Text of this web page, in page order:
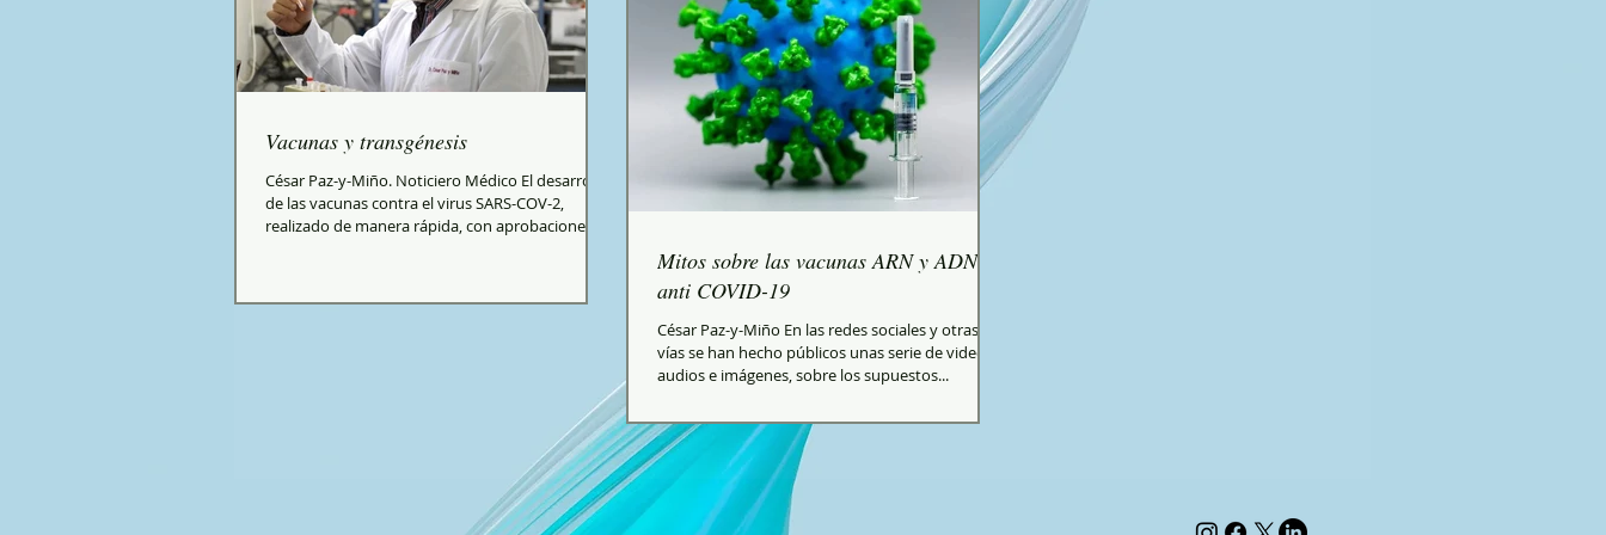
Vacunas y transgénesis
César Paz-y-Miño. Noticiero Médico El desarrollo
de las vacunas contra el virus SARS-COV-2,
realizado de manera rápida, con aprobaciones...
Mitos sobre las vacunas ARN y ADN
anti COVID-19
César Paz-y-Miño En las redes sociales y otras
vías se han hecho públicos unas serie de videos,
audios e imágenes, sobre los supuestos...